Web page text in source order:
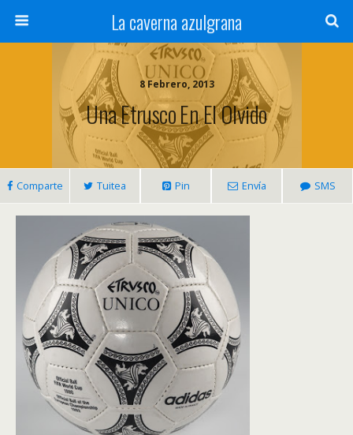
La caverna azulgrana
8 Febrero, 2013
Una Etrusco En El Olvido
Comparte Tuitea Pin Envía SMS